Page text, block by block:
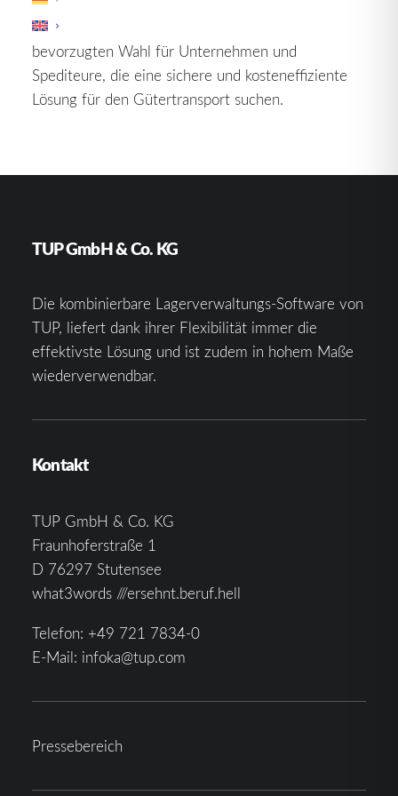
Effizienz und Zuverlässigkeit machen sie zu einer
bevorzugten Wahl für Unternehmen und
Spediteure, die eine sichere und kosteneffiziente
Lösung für den Gütertransport suchen.
TUP GmbH & Co. KG
Die kombinierbare Lagerverwaltungs-Software von
TUP, liefert dank ihrer Flexibilität immer die
effektivste Lösung und ist zudem in hohem Maße
wiederverwendbar.
Kontakt
TUP GmbH & Co. KG
Fraunhoferstraße 1
D 76297 Stutensee
what3words ///ersehnt.beruf.hell
Telefon: +49 721 7834-0
E-Mail: infoka@tup.com
Pressebereich